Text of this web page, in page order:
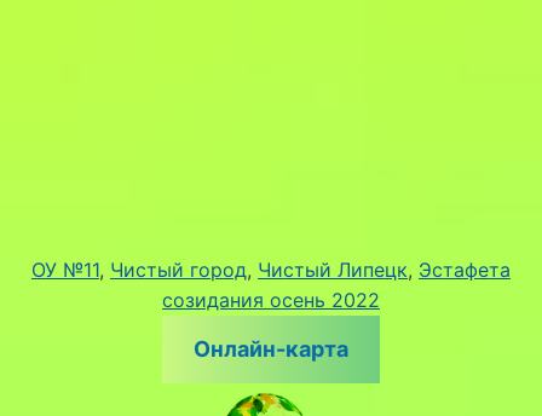
ОУ №11, Чистый город, Чистый Липецк, Эстафета
созидания осень 2022
Онлайн-карта